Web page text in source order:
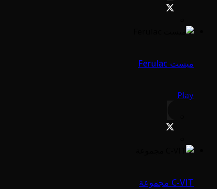
ميست Ferulac
Play
C-VIT مجموعة